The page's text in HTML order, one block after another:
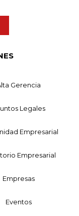
Gerencia
Legales
Empresarial
Empresarial
Empresas
Eventos